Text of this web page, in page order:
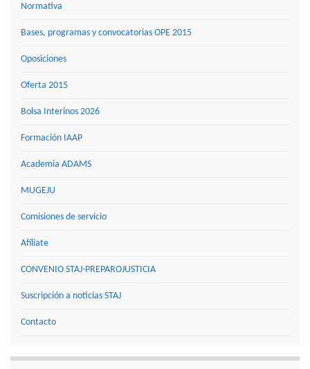
Normativa
Bases, programas y convocatorias OPE 2015
Oposiciones
Oferta 2015
Bolsa Interinos 2026
Formación IAAP
Academia ADAMS
MUGEJU
Comisiones de servicio
Afíliate
CONVENIO STAJ-PREPAROJUSTICIA
Suscripción a noticias STAJ
Contacto